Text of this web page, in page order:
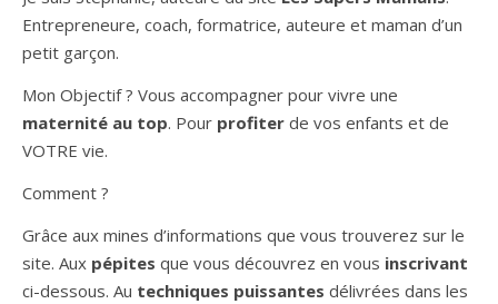
Entrepreneure, coach, formatrice, auteure et maman d’un
petit garçon.
Mon Objectif ? Vous accompagner pour vivre une
maternité au top. Pour profiter de vos enfants et de
VOTRE vie.
Comment ?
Grâce aux mines d’informations que vous trouverez sur le
site. Aux pépites que vous découvrez en vous inscrivant
ci-dessous. Au techniques puissantes délivrées dans les